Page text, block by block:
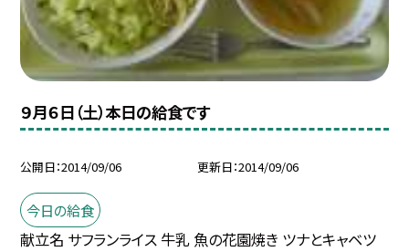
９月６日（土）本日の給食です
公開日 2014/09/06 更新日 2014/09/06
今日の給食
献立名 サフランライス 牛乳 魚の花園焼き ツナとキャベツ